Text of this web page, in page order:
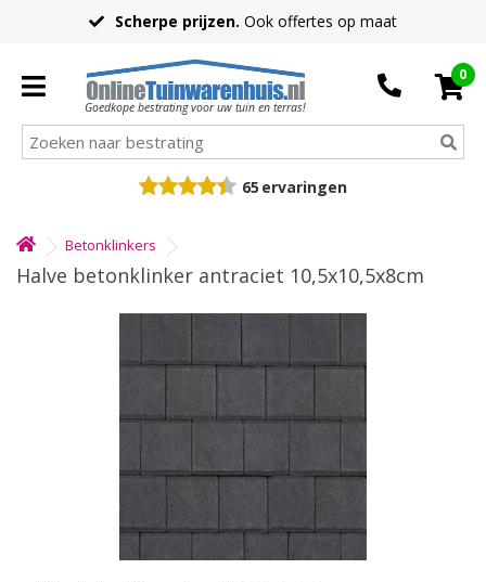
Scherpe prijzen. Ook offertes op maat
Goedkope bestrating voor uw tuin en terras!
0
65 ervaringen
Betonklinkers
Halve betonklinker antraciet 10,5x10,5x8cm